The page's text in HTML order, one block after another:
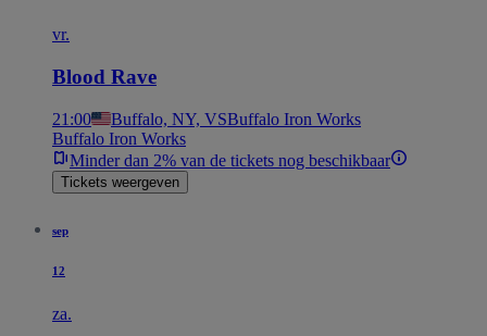
vr.
Blood Rave
21:00 Buffalo, NY, VSBuffalo Iron Works
Buffalo Iron Works
Minder dan 2% van de tickets nog beschikbaar
Tickets weergeven
sep
12
za.